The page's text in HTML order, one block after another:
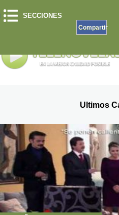
SECCIONES
Compartir
Ultimos